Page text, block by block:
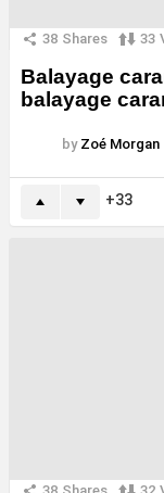
38 Shares 33
Balayage
balayage
by Zoé Morgan
33